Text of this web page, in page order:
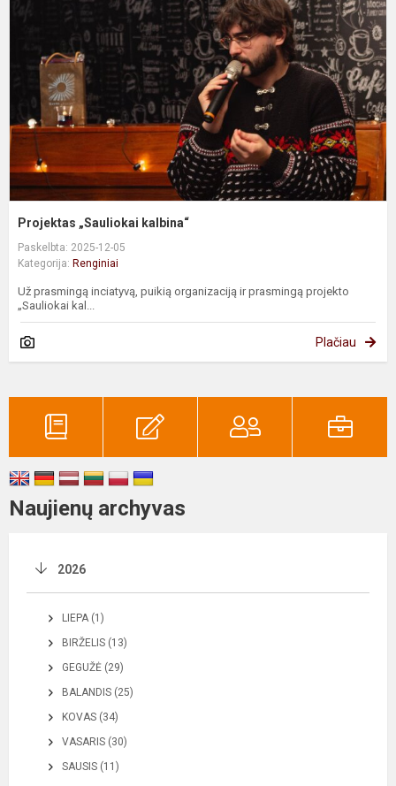
Projektas „Sauliokai kalbina“
Paskelbta: 2025-12-05
Kategorija: Renginiai
Už prasmingą inciatyvą, puikią organizaciją ir prasmingą projekto
„Sauliokai kal...
Plačiau
Naujienų archyvas
2026
LIEPA (1)
BIRŽELIS (13)
GEGUŽĖ (29)
BALANDIS (25)
KOVAS (34)
VASARIS (30)
SAUSIS (11)